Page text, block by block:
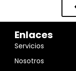
Enlaces
Servicios
Nosotros